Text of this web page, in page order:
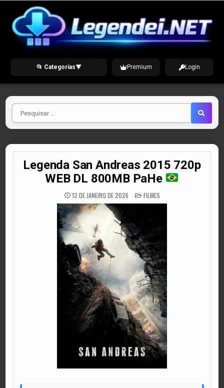
content
📂 Categorias▼ Premium Login
Pesquisar
por
Legenda San Andreas 2015 720p
WEB DL 800MB PaHe
12 DE JANEIRO DE 2026 POSTED
IN
FILMES